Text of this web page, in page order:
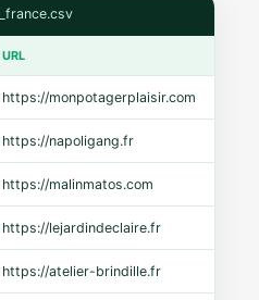
URL
https://monpotagerplaisir.com
https://napoligang.fr
https://malinmatos.com
https://lejardindeclaire.fr
https://atelier-brindille.fr